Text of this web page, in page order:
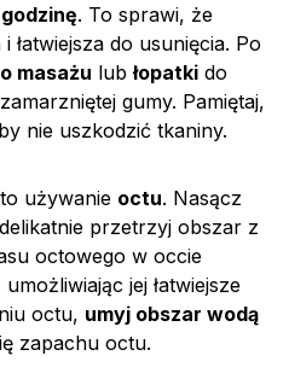
. To sprawi, że
łatwiejsza do usunięcia. Po
masażu lubłopatki do
gumy. Pamiętaj,
nie uszkodzić tkaniny.
to używanie octu. Nasącz
przetrzyj obszar z
octowego w occie
jej łatwiejsze
octu, umyj obszar wodą
zapachu octu.